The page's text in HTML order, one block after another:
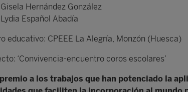
Gisela Hernández González
Lydia Español Abadía
educativo: CPEEE La Alegría, Monzón (Huesca)
‘Convivencia-encuentro coros escolares’
a los trabajos que han potenciado la